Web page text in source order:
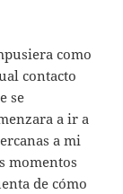
como
contacto
se
a ir a
a mi
momentos
de cómo